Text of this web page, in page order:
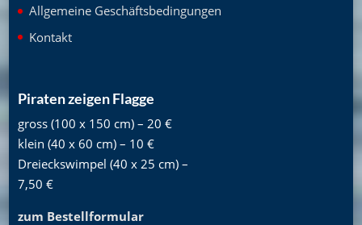
Allgemeine Geschäftsbedingungen
Kontakt
Piraten zeigen Flagge
gross (100 x 150 cm) – 20 €
klein (40 x 60 cm) – 10 €
Dreieckswimpel (40 x 25 cm) –
7,50 €
zum Bestellformular